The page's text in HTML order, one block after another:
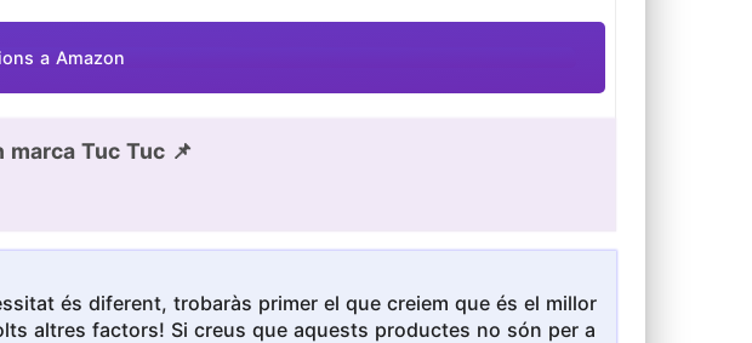
a Amazon
Tuc Tuc 📌
és diferent, trobaràs primer el que creiem que és el millor
altres factors! Si creus que aquests productes no són per a